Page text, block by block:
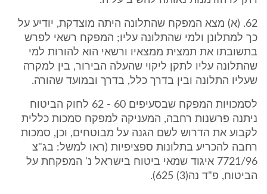
62. (א) מצא המפקח שהתלונה היתה מוצדקת, יודיע על
כך למתלונן ולמי שהתלונה עליו; המפקח רשאי לפרש
בתשובתו את תמצית ממצאיו ורשאי הוא להורות למי
שהתלונה עליו לתקן ליקוי שהעלה הבירור, בין למקרה
שעליו התלונה ובין בדרך כלל, בדרך ובמועד שהורה.
לסמכויות המפקח שבסעיפים 60 - 62 לחוק הביטוח
ניתנה פרשנות רחבה, המעניקה למפקח סמכות כללית
לקבוע את הדרוש לשם הגנה על מבוטחים, וכן, סמכות
רחבה להכריע בתלונות ספציפיות (ראו למשל: בג"צ
7721/96 איגוד שמאי ביטוח בישראל נ' המפקחת על
הביטוח, פ"ד נה(3) 625).